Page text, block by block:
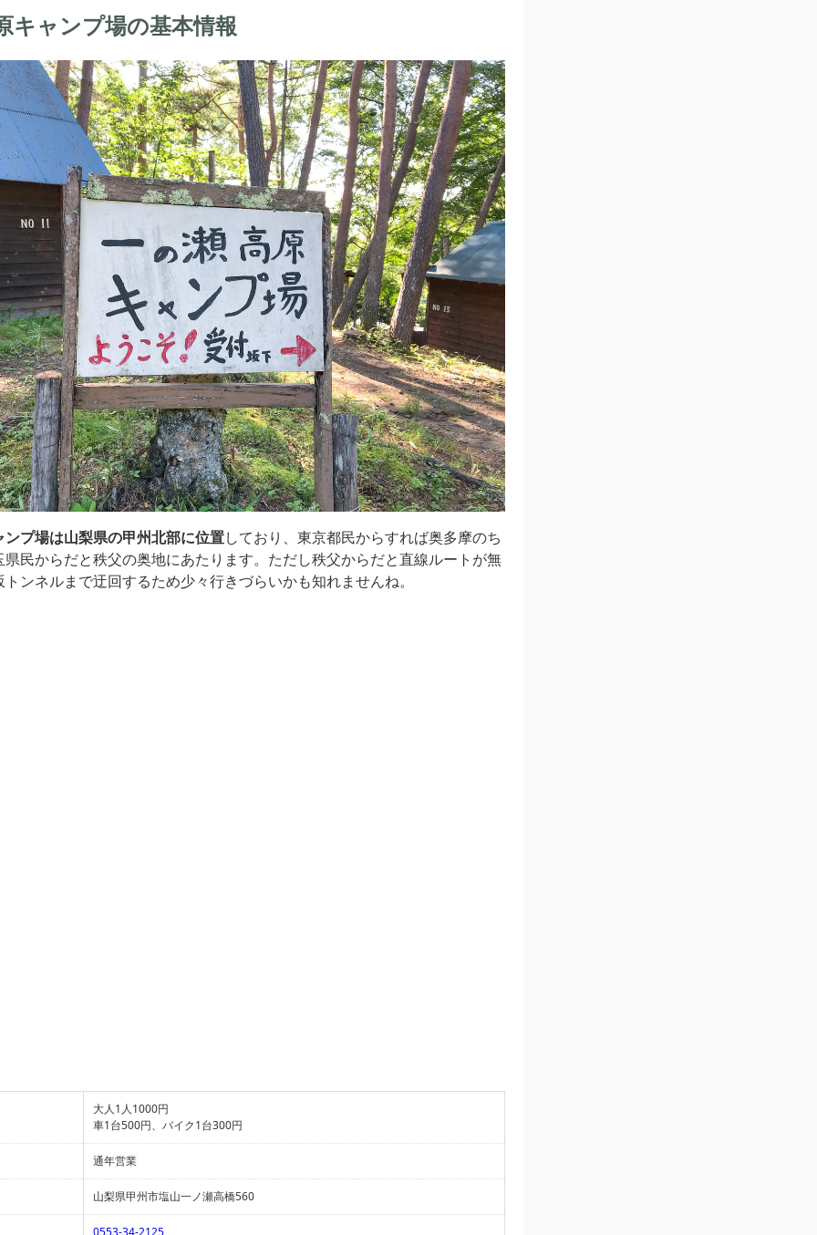
キャンプ場の基本情報
プ場は山梨県の甲州北部に位置しており、東京都民からすれば奥多摩のち
民からだと秩父の奥地にあたります。ただし秩父からだと直線ルートが無
ンネルまで迂回するため少々行きづらいかも知れませんね。
大人1人1000円
車1台500円、バイク1台300円
通年営業
山梨県甲州市塩山一ノ瀬高橋560